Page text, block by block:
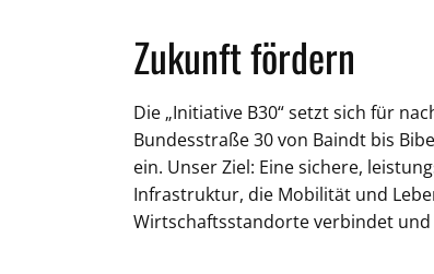
Zukunft fördern
Die „Initiative B30“ setzt sich für
Bundesstraße 30 von Baindt bis
ein. Unser Ziel: Eine sichere,
Infrastruktur, die Mobilität und
Wirtschaftsstandorte verbindet